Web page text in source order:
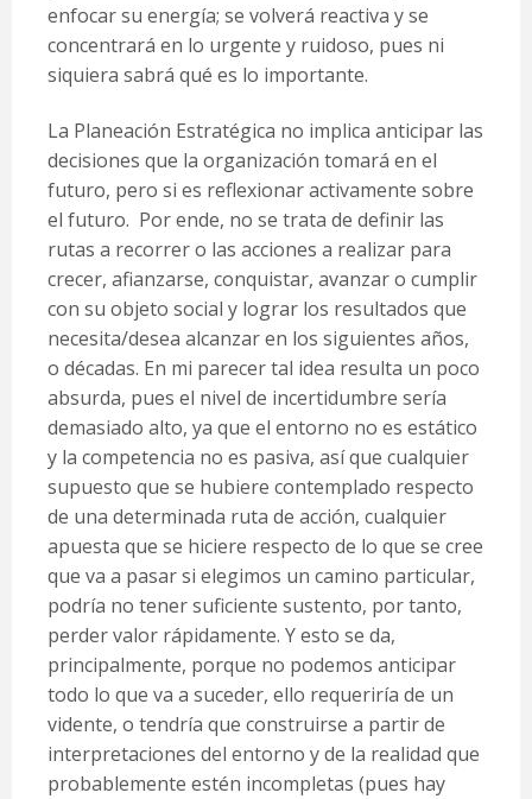
enfocar su energía; se volverá reactiva y se
concentrará en lo urgente y ruidoso, pues ni
siquiera sabrá qué es lo importante.
La Planeación Estratégica no implica anticipar las
decisiones que la organización tomará en el
futuro, pero si es reflexionar activamente sobre
el futuro. Por ende, no se trata de definir las
rutas a recorrer o las acciones a realizar para
crecer, afianzarse, conquistar, avanzar o cumplir
con su objeto social y lograr los resultados que
necesita/desea alcanzar en los siguientes años,
o décadas. En mi parecer tal idea resulta un poco
absurda, pues el nivel de incertidumbre sería
demasiado alto, ya que el entorno no es estático
y la competencia no es pasiva, así que cualquier
supuesto que se hubiere contemplado respecto
de una determinada ruta de acción, cualquier
apuesta que se hiciere respecto de lo que se cree
que va a pasar si elegimos un camino particular,
podría no tener suficiente sustento, por tanto,
perder valor rápidamente. Y esto se da,
principalmente, porque no podemos anticipar
todo lo que va a suceder, ello requeriría de un
vidente, o tendría que construirse a partir de
interpretaciones del entorno y de la realidad que
probablemente estén incompletas (pues hay